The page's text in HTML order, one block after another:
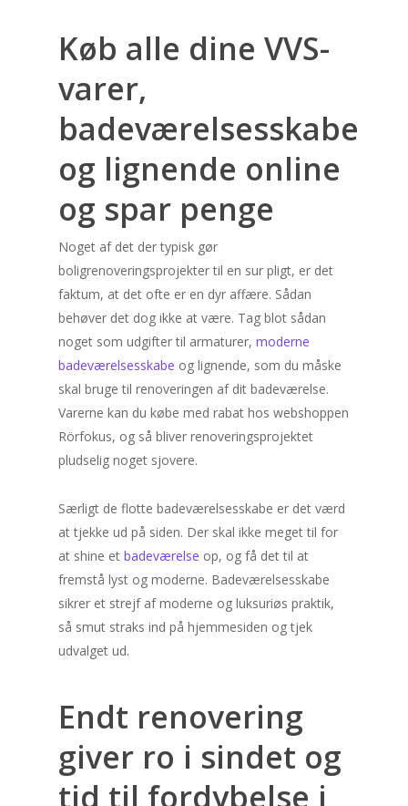
Køb alle dine VVS-
varer,
badeværelsesskabe
og lignende online
og spar penge
Noget af det der typisk gør
boligrenoveringsprojekter til en sur pligt, er det
faktum, at det ofte er en dyr affære. Sådan
behøver det dog ikke at være. Tag blot sådan
noget som udgifter til armaturer, moderne
badeværelsesskabe og lignende, som du måske
skal bruge til renoveringen af dit badeværelse.
Varerne kan du købe med rabat hos webshoppen
Rörfokus, og så bliver renoveringsprojektet
pludselig noget sjovere.
Særligt de flotte badeværelsesskabe er det værd
at tjekke ud på siden. Der skal ikke meget til for
at shine et badeværelse op, og få det til at
fremstå lyst og moderne. Badeværelsesskabe
sikrer et strejf af moderne og luksuriøs praktik,
så smut straks ind på hjemmesiden og tjek
udvalget ud.
Endt renovering
giver ro i sindet og
tid til fordybelse i